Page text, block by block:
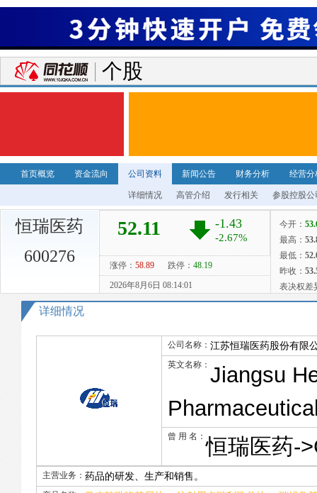
个股
首页概览 资金流向 公司资料 新闻公告 财务分析 经营分
详细情况 高管介绍 发行相关 参股控股公
恒瑞医药
600276